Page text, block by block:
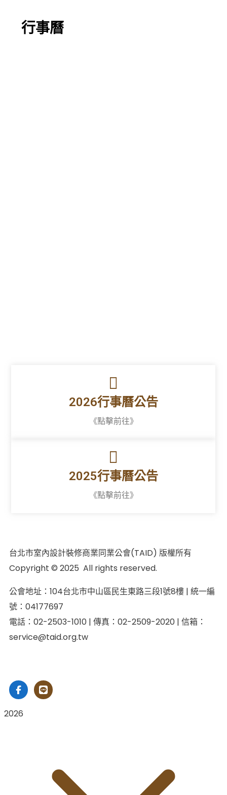
行事曆
2026行事曆公告
《點擊前往》
2025行事曆公告
《點擊前往》
台北市室內設計裝修商業同業公會(TAID) 版權所有
Copyright © 2025 All rights reserved.
公會地址：104台北市中山區民生東路三段1號8樓 | 統一編
號：04177697
電話：02-2503-1010 | 傳真：02-2509-2020 | 信箱：
service@taid.org.tw
2026